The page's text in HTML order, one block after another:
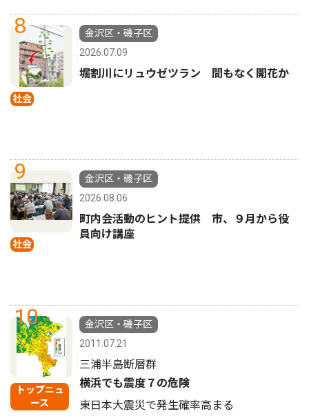
8
社会
金沢区・磯子区
2026.07.09
堀割川にリュウゼツラン 間もなく開花か
9
社会
金沢区・磯子区
2026.08.06
町内会活動のヒント提供 市、９月から役
員向け講座
10
トップニュ
ース
金沢区・磯子区
2011.07.21
三浦半島断層群
横浜でも震度７の危険
東日本大震災で発生確率高まる